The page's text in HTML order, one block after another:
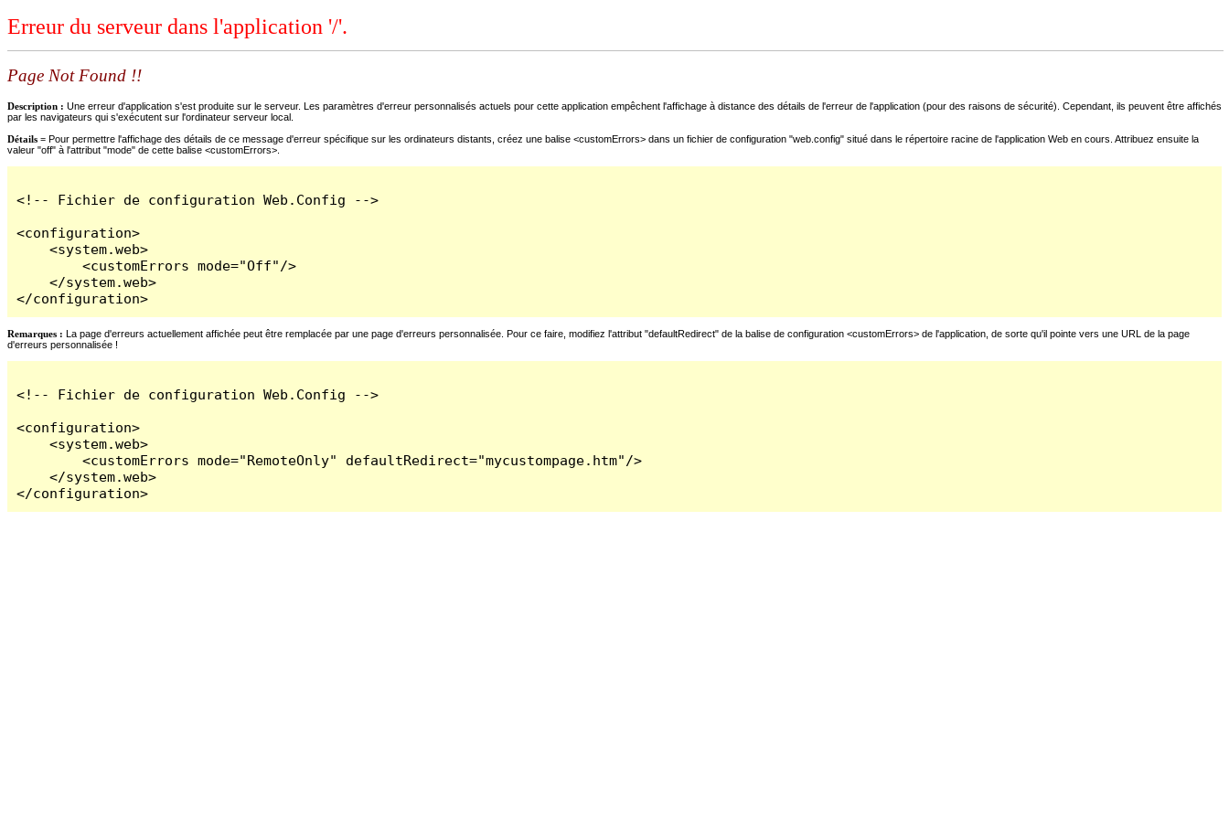
Erreur du serveur dans l'application '/'.
Page Not Found !!
Description : Une erreur d'application s'est produite sur le serveur. Les paramètres d'erreur personnalisés actuels pour cette application empêchent l'affichage à distance des détails de l'erreur de l'application (pour des raisons de sécurité). Cependant, ils peuvent être affichés
par les navigateurs qui s'exécutent sur l'ordinateur serveur local.
Détails = Pour permettre l'affichage des détails de ce message d'erreur spécifique sur les ordinateurs distants, créez une balise <customErrors> dans un fichier de configuration "web.config" situé dans le répertoire racine de l'application Web en cours. Attribuez ensuite la
valeur "off" à l'attribut "mode" de cette balise <customErrors>.
<!-- Fichier de configuration Web.Config -->
<configuration>
    <system.web>
        <customErrors mode="Off"/>
    </system.web>
</configuration>
Remarques : La page d'erreurs actuellement affichée peut être remplacée par une page d'erreurs personnalisée. Pour ce faire, modifiez l'attribut "defaultRedirect" de la balise de configuration <customErrors> de l'application, de sorte qu'il pointe vers une URL de la page
d'erreurs personnalisée !
<!-- Fichier de configuration Web.Config -->
<configuration>
    <system.web>
        <customErrors mode="RemoteOnly" defaultRedirect="mycustompage.htm"/>
    </system.web>
</configuration>